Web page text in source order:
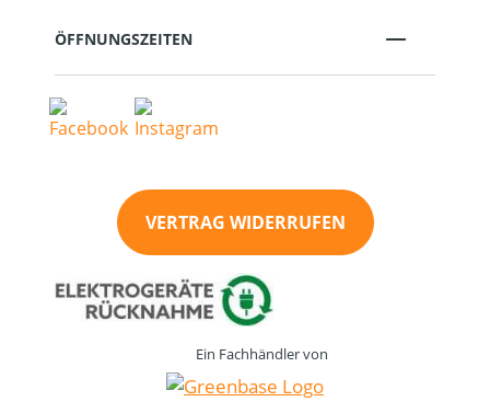
ÖFFNUNGSZEITEN
VERTRAG WIDERRUFEN
Ein Fachhändler von